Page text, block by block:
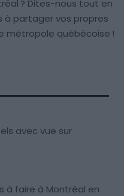
? Dites-nous tout en
à partager vos propres
métropole québécoise !
avec vue sur
à faire à Montréal en